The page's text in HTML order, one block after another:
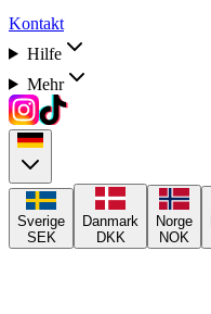
Kontakt
Hilfe
Mehr
Sverige
SEK
Danmark
DKK
Norge
NOK